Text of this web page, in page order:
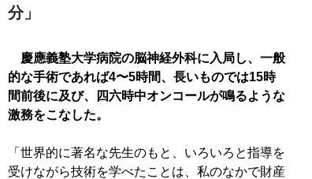
分」
慶應義塾大学病院の脳神経外科に入局し、一般
的な手術であれば4〜5時間、長いものでは15時
間前後に及び、四六時中オンコールが鳴るような
激務をこなした。
「世界的に著名な先生のもと、いろいろと指導を
受けながら技術を学べたことは、私のなかで財産